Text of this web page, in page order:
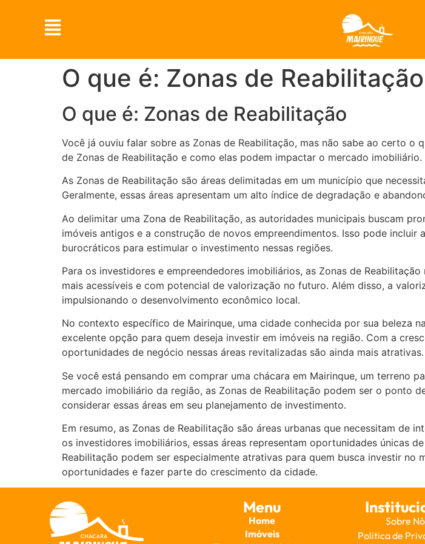
O que é: Zonas de Reabilitação
O que é: Zonas de Reabilitação
Você já ouviu falar sobre as Zonas de Reabilitação, mas não sabe ao certo
de Zonas de Reabilitação e como elas podem impactar o mercado imobiliário.
As Zonas de Reabilitação são áreas delimitadas em um município que
Geralmente, essas áreas apresentam um alto índice de degradação e
Ao delimitar uma Zona de Reabilitação, as autoridades municipais buscam
imóveis antigos e a construção de novos empreendimentos. Isso pode
burocráticos para estimular o investimento nessas regiões.
Para os investidores e empreendedores imobiliários, as Zonas de
mais acessíveis e com potencial de valorização no futuro. Além disso, a
impulsionando o desenvolvimento econômico local.
No contexto específico de Mairinque, uma cidade conhecida por sua beleza
excelente opção para quem deseja investir em imóveis na região. Com a
oportunidades de negócio nessas áreas revitalizadas são ainda mais atrativas.
Se você está pensando em comprar uma chácara em Mairinque, um terreno
mercado imobiliário da região, as Zonas de Reabilitação podem ser o ponto
considerar essas áreas em seu planejamento de investimento.
Em resumo, as Zonas de Reabilitação são áreas urbanas que necessitam de
os investidores imobiliários, essas áreas representam oportunidades únicas
Reabilitação podem ser especialmente atrativas para quem busca investir
oportunidades e fazer parte do crescimento da cidade.
Menu
Home
Imóveis
Sobre
Politica de